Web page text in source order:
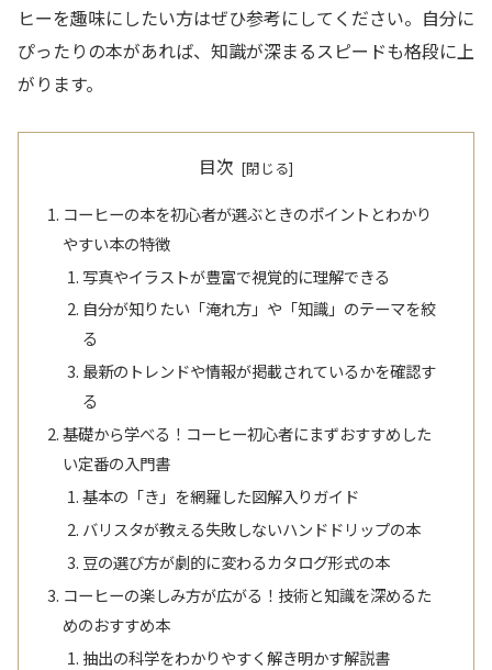
ヒーを趣味にしたい方はぜひ参考にしてください。自分に
ぴったりの本があれば、知識が深まるスピードも格段に上
がります。
目次
コーヒーの本を初心者が選ぶときのポイントとわかり
やすい本の特徴
写真やイラストが豊富で視覚的に理解できる
自分が知りたい「淹れ方」や「知識」のテーマを絞
る
最新のトレンドや情報が掲載されているかを確認す
る
基礎から学べる！コーヒー初心者にまずおすすめした
い定番の入門書
基本の「き」を網羅した図解入りガイド
バリスタが教える失敗しないハンドドリップの本
豆の選び方が劇的に変わるカタログ形式の本
コーヒーの楽しみ方が広がる！技術と知識を深めるた
めのおすすめ本
抽出の科学をわかりやすく解き明かす解説書